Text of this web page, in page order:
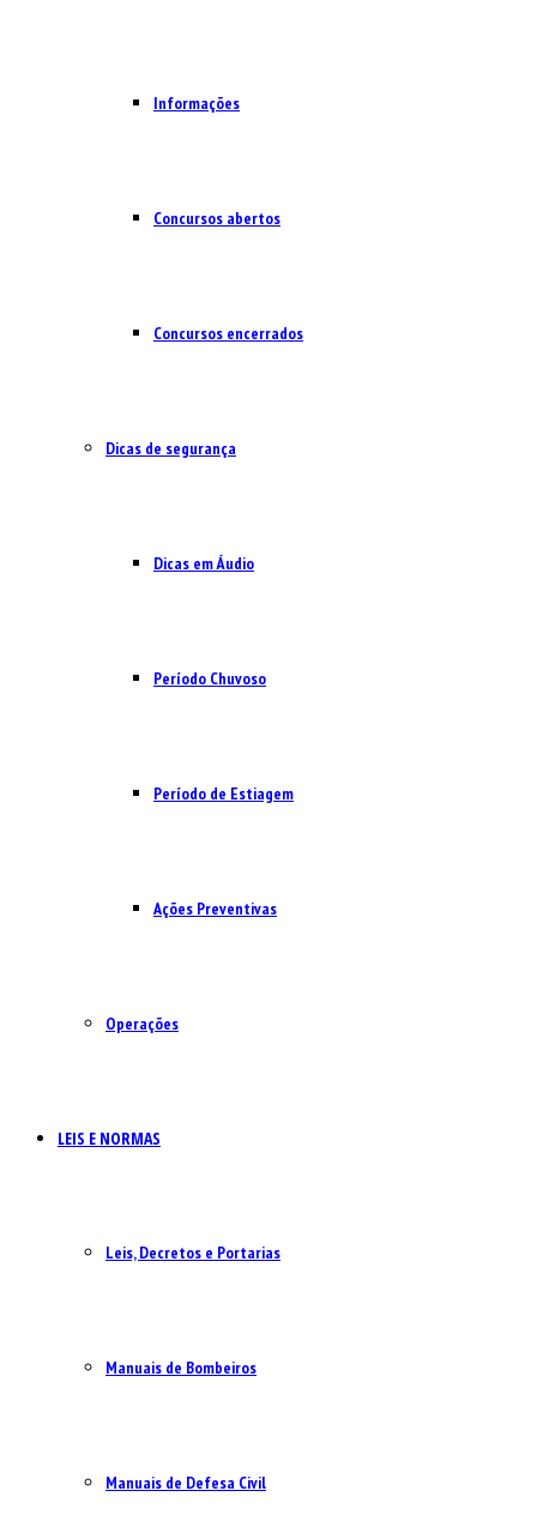
Informações
Concursos abertos
Concursos encerrados
Dicas de segurança
Dicas em Áudio
Período Chuvoso
Período de Estiagem
Ações Preventivas
Operações
LEIS E NORMAS
Leis, Decretos e Portarias
Manuais de Bombeiros
Manuais de Defesa Civil